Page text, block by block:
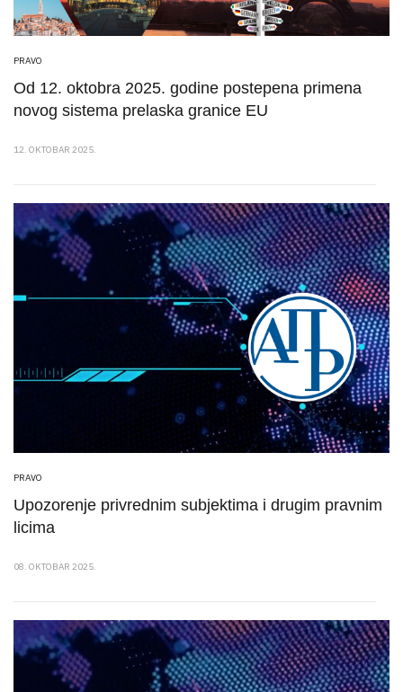
PRAVO
Od 12. oktobra 2025. godine postepena primena
novog sistema prelaska granice EU
12. OKTOBAR 2025.
PRAVO
Upozorenje privrednim subjektima i drugim pravnim
licima
08. OKTOBAR 2025.